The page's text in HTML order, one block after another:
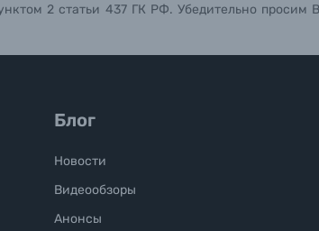
2 статьи 437 ГК РФ. Убедительно просим
Блог
Новости
Видеообзоры
Анонсы